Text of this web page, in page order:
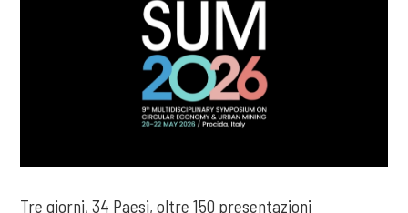
Tre giorni, 34 Paesi, oltre 150 presentazioni